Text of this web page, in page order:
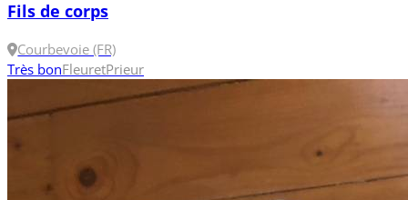
Fils de corps
Courbevoie (FR)
Très bonFleuretPrieur